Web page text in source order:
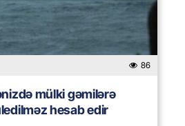
86
mülki gəmilərə
hesab edir